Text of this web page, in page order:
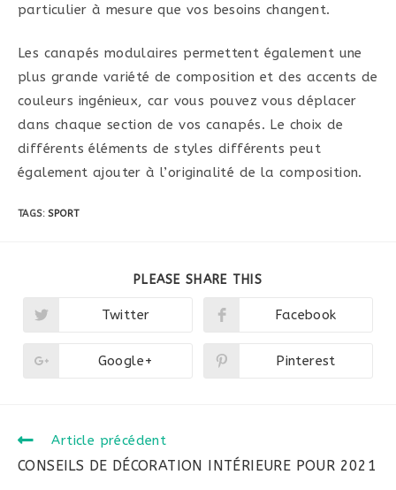
particulier à mesure que vos besoins changent.
Les canapés modulaires permettent également une
plus grande variété de composition et des accents de
couleurs ingénieux, car vous pouvez vous déplacer
dans chaque section de vos canapés. Le choix de
différents éléments de styles différents peut
également ajouter à l’originalité de la composition.
TAGS:SPORT
PLEASE SHARE THIS
Opens
new
window
Twitter
Opens
new
window
Facebook
Opens
Google+
Opens
Pinterest
Read
articles
Article précédent
CONSEILS DE DÉCORATION INTÉRIEURE POUR 2021